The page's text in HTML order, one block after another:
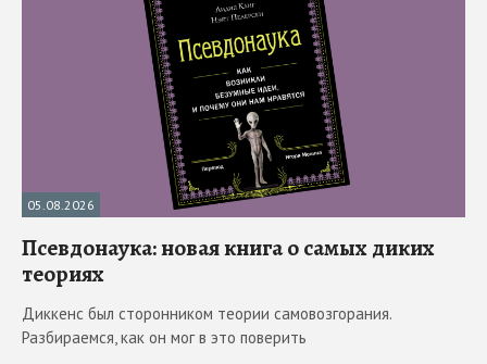
05.08.2026
Псевдонаука: новая книга о самых диких
теориях
Диккенс был сторонником теории самовозгорания.
Разбираемся, как он мог в это поверить